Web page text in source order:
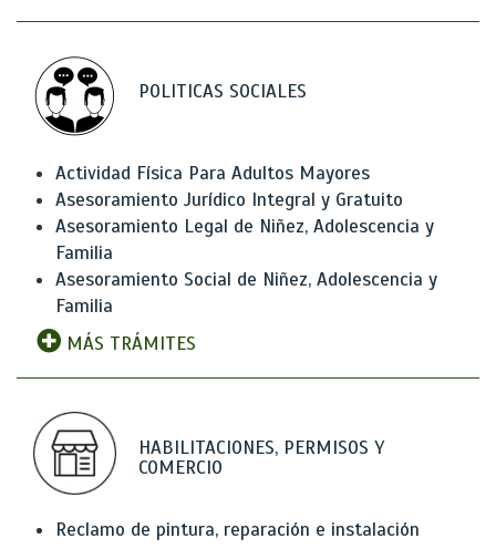
POLITICAS SOCIALES
Actividad Física Para Adultos Mayores
Asesoramiento Jurídico Integral y Gratuito
Asesoramiento Legal de Niñez, Adolescencia y
Familia
Asesoramiento Social de Niñez, Adolescencia y
Familia
MÁS TRÁMITES
HABILITACIONES, PERMISOS Y
COMERCIO
Reclamo de pintura, reparación e instalación